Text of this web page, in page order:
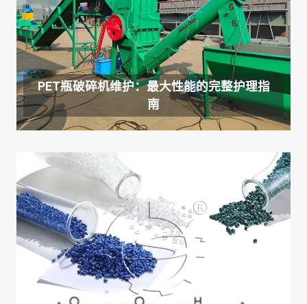
PET瓶破碎机维护：最大性能的完整护理指
南